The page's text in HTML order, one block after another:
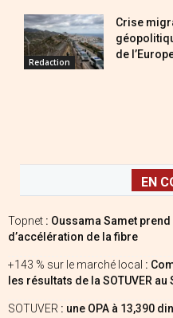
Redaction
Crise
de
EN
Topnet : Oussama Samet
d’accélération de la fibre
+143 % sur le marché local :
les résultats de la SOTUVER au
SOTUVER : une OPA à 13,390